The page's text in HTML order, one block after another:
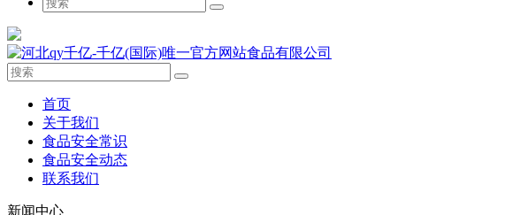
首页
关于我们
食品安全常识
食品安全动态
联系我们
新闻中心